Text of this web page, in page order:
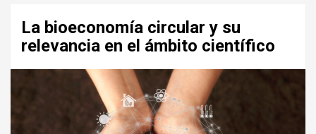
La bioeconomía circular y su
relevancia en el ámbito científico